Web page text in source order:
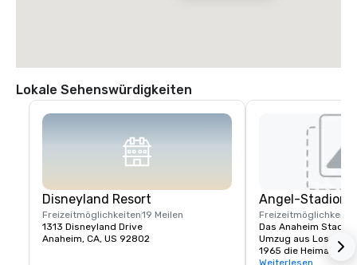
Lokale Sehenswürdigkeiten
Disneyland Resort
Freizeitmöglichkeiten19 Meilen
1313 Disneyland Drive
Anaheim, CA, US 92802
Angel-Stadion
Freizeitmöglichkeiten
Das Anaheim
Umzug aus Los
1965 die Heimat der